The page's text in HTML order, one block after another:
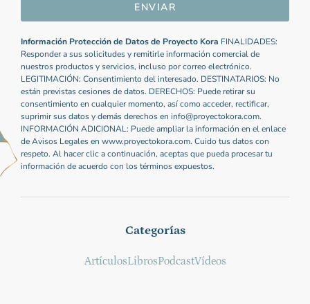
ENVIAR
Información Protección de Datos de Proyecto Kora FINALIDADES:
Responder a sus solicitudes y remitirle información comercial de
nuestros productos y servicios, incluso por correo electrónico.
LEGITIMACIÓN: Consentimiento del interesado. DESTINATARIOS: No
están previstas cesiones de datos. DERECHOS: Puede retirar su
consentimiento en cualquier momento, así como acceder, rectificar,
suprimir sus datos y demás derechos en info@proyectokora.com.
INFORMACIÓN ADICIONAL: Puede ampliar la información en el enlace
de Avisos Legales en www.proyectokora.com. Cuido tus datos con
respeto. Al hacer clic a continuación, aceptas que pueda procesar tu
información de acuerdo con los términos expuestos.
Categorías
ArtículosLibrosPodcastVídeos